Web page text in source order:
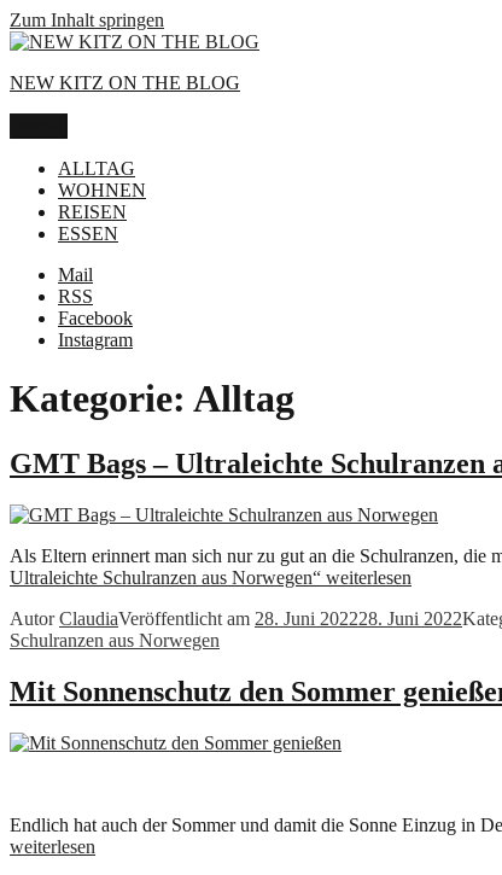
Zum Inhalt springen
NEW KITZ ON THE BLOG
ALLTAG
WOHNEN
REISEN
ESSEN
Mail
RSS
Facebook
Instagram
Kategorie: Alltag
GMT Bags – Ultraleichte Schulranzen
Als Eltern erinnert man sich nur zu gut an die Schulranzen, die
Ultraleichte Schulranzen aus Norwegen“ weiterlesen
AutorClaudiaVeröffentlicht am 28. Juni 202228. Juni 2022
Schulranzen aus Norwegen
Mit Sonnenschutz den Sommer
Endlich hat auch der Sommer und damit die Sonne Einzug in
weiterlesen